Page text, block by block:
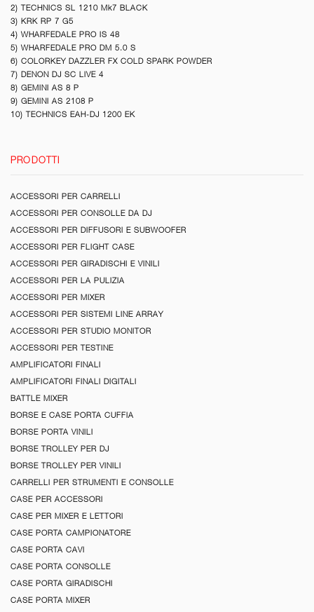
2) TECHNICS SL 1210 Mk7 BLACK
3) KRK RP 7 G5
4) WHARFEDALE PRO IS 48
5) WHARFEDALE PRO DM 5.0 S
6) COLORKEY DAZZLER FX COLD SPARK POWDER
7) DENON DJ SC LIVE 4
8) GEMINI AS 8 P
9) GEMINI AS 2108 P
10) TECHNICS EAH-DJ 1200 EK
PRODOTTI
ACCESSORI PER CARRELLI
ACCESSORI PER CONSOLLE DA DJ
ACCESSORI PER DIFFUSORI E SUBWOOFER
ACCESSORI PER FLIGHT CASE
ACCESSORI PER GIRADISCHI E VINILI
ACCESSORI PER LA PULIZIA
ACCESSORI PER MIXER
ACCESSORI PER SISTEMI LINE ARRAY
ACCESSORI PER STUDIO MONITOR
ACCESSORI PER TESTINE
AMPLIFICATORI FINALI
AMPLIFICATORI FINALI DIGITALI
BATTLE MIXER
BORSE E CASE PORTA CUFFIA
BORSE PORTA VINILI
BORSE TROLLEY PER DJ
BORSE TROLLEY PER VINILI
CARRELLI PER STRUMENTI E CONSOLLE
CASE PER ACCESSORI
CASE PER MIXER E LETTORI
CASE PORTA CAMPIONATORE
CASE PORTA CAVI
CASE PORTA CONSOLLE
CASE PORTA GIRADISCHI
CASE PORTA MIXER